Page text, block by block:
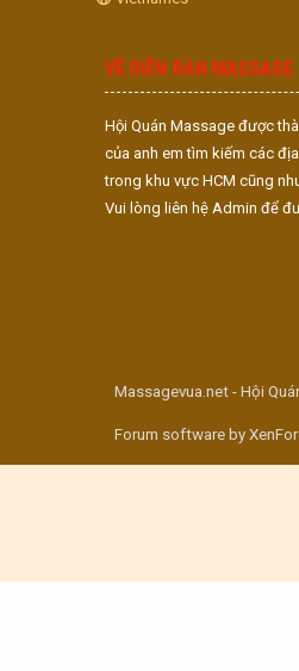
VỀ DIỄN ĐÀN MASSAGE
Hội Quán Massage được
của anh em tìm kiếm các
trong khu vực HCM cũng
Vui lòng liên hệ Admin để
Massagevua.net - Hội
Forum software by